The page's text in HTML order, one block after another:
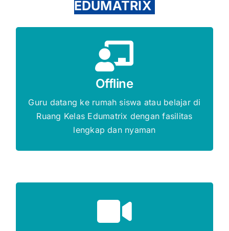
EDUMATRIX
Offline
Guru datang ke rumah siswa atau belajar di
Ruang Kelas Edumatrix dengan fasilitas
lengkap dan nyaman
Gratis Biaya Pendaftaran
DAFTAR SEKARANG